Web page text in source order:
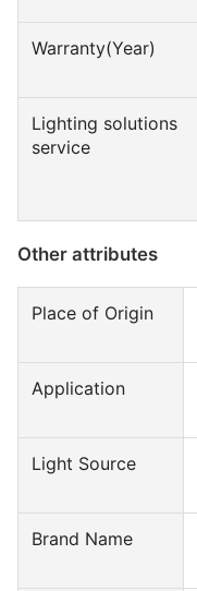
Warranty(Year)
Lighting solutions
service
Other attributes
Place of Origin
Application
Light Source
Brand Name